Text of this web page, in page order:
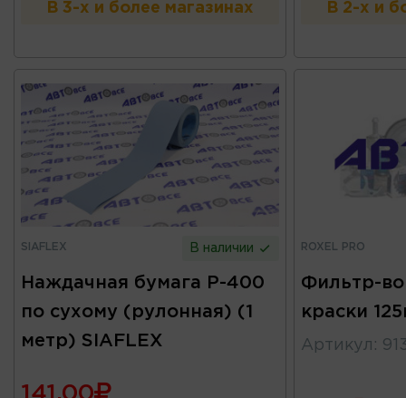
В 3-х и более магазинах В 2-х и
SIAFLEX В наличии
Наждачная бумага Р-400
по сухому (рулонная) (1
метр) SIAFLEX
ROXEL PRO
Фильтр-
краски
Артикул :